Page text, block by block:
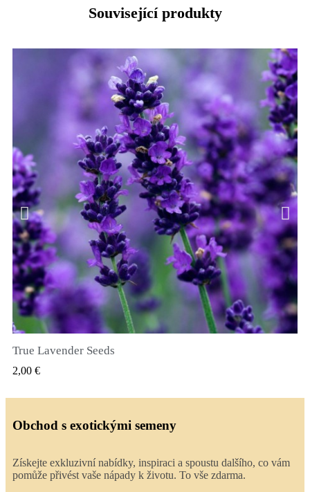
Související produkty
True Lavender Seeds
2,00 €
Obchod s exotickými semeny
Získejte exkluzivní nabídky, inspiraci a spoustu dalšího, co vám
pomůže přivést vaše nápady k životu. To vše zdarma.